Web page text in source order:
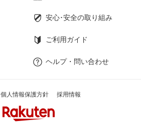
安心･安全の取り組み
ご利用ガイド
ヘルプ・問い合わせ
個人情報保護方針 採用情報